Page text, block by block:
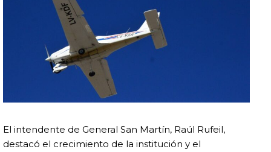
El intendente de General San Martín, Raúl Rufeil,
destacó el crecimiento de la institución y el